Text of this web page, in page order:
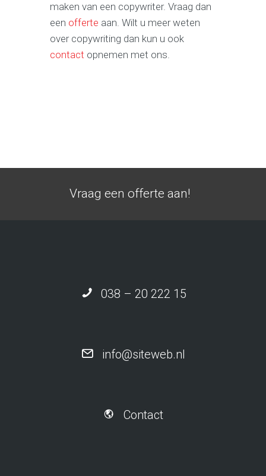
maken van een copywriter. Vraag dan
een offerte aan. Wilt u meer weten
over copywriting dan kun u ook
contact opnemen met ons.
Vraag een offerte aan!
038 – 20 222 15
info@siteweb.nl
Contact